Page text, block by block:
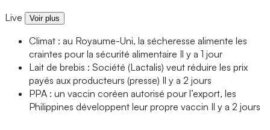
Live Voir plus
Climat : au Royaume-Uni, la sécheresse alimente les
craintes pour la sécurité alimentaire Il y a 1 jour
Lait de brebis : Société (Lactalis) veut réduire les prix
payés aux producteurs (presse) Il y a 2 jours
PPA : un vaccin coréen autorisé pour l’export, les
Philippines développent leur propre vaccin Il y a 2 jours